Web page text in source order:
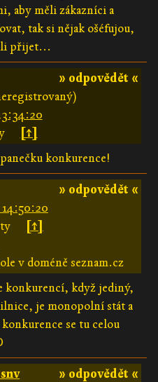
aby měli zákazníci a
tak si nějak ošéfujou,
přijet...
» odpovědět «
[↑]
konkurence!
» odpovědět «
14:50:20
[↑]
v doméně seznam.cz
konkurencí, když jediný,
je monopolní stát a
se tu celou
» odpovědět «